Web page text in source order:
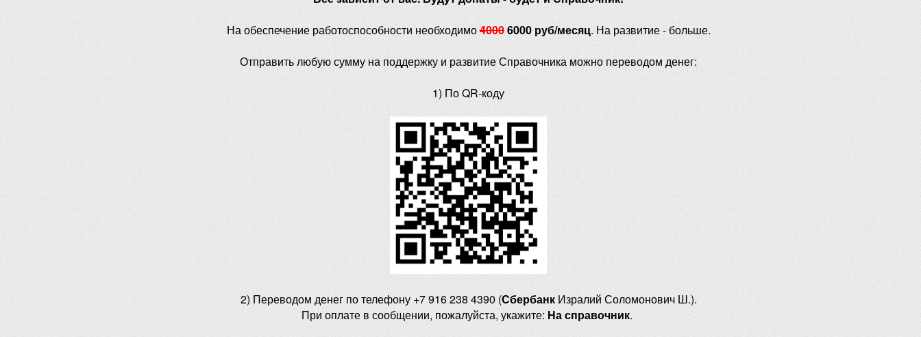
На обеспечение работоспособности необходимо40006000 руб/месяц. На развитие - больше.
Отправить любую сумму на поддержку и развитие Справочника можно переводом денег:
1) По QR-коду
2) Переводом денег по телефону +7 916 238 4390 (Сбербанк Изралий Соломонович Ш.).
При оплате в сообщении, пожалуйста, укажите: На справочник.